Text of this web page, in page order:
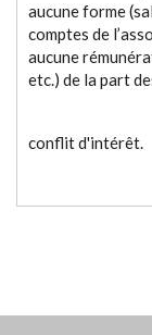
aucune forme
comptes de
aucune
etc.) de la part
conflit d'intérêt.